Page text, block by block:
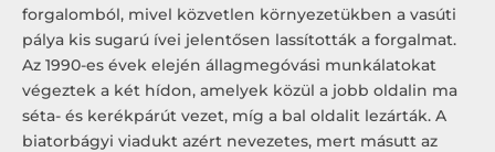
forgalomból, mivel közvetlen környezetükben a vasúti
pálya kis sugarú ívei jelentősen lassították a forgalmat.
Az 1990-es évek elején állagmegóvási munkálatokat
végeztek a két hídon, amelyek közül a jobb oldalin ma
séta- és kerékpárút vezet, míg a bal oldalit lezárták. A
biatorbágyi viadukt azért nevezetes, mert másutt az